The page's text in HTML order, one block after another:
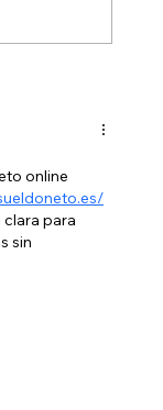
online
para
sin